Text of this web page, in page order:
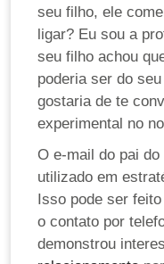
seu filho, ele
ligar? Eu sou a
seu filho achou
poderia ser do
gostaria de te
experimental no
O e-mail do pai
utilizado em
Isso pode ser
o contato por
demonstrou